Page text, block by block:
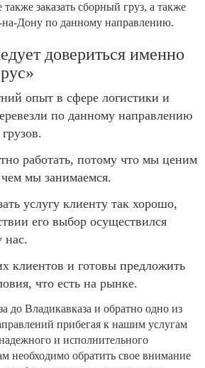
заказать сборный груз, а также
Дону по данному направлению.
довериться именно
опыт в сфере логистики и
по данному направлению
работать, потому что мы ценим
мы занимаемся.
услугу клиенту так хорошо,
его выбор осуществился
нас.
клиентов и готовы предложить
что есть на рынке.
до Владикавказа и обратно одно из
прибегая к нашим услугам
и исполнительного
необходимо обратить свое внимание